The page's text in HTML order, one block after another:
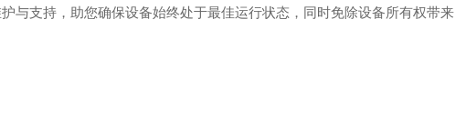
与支持，助您确保设备始终处于最佳运行状态，同时免除设备所有权带来